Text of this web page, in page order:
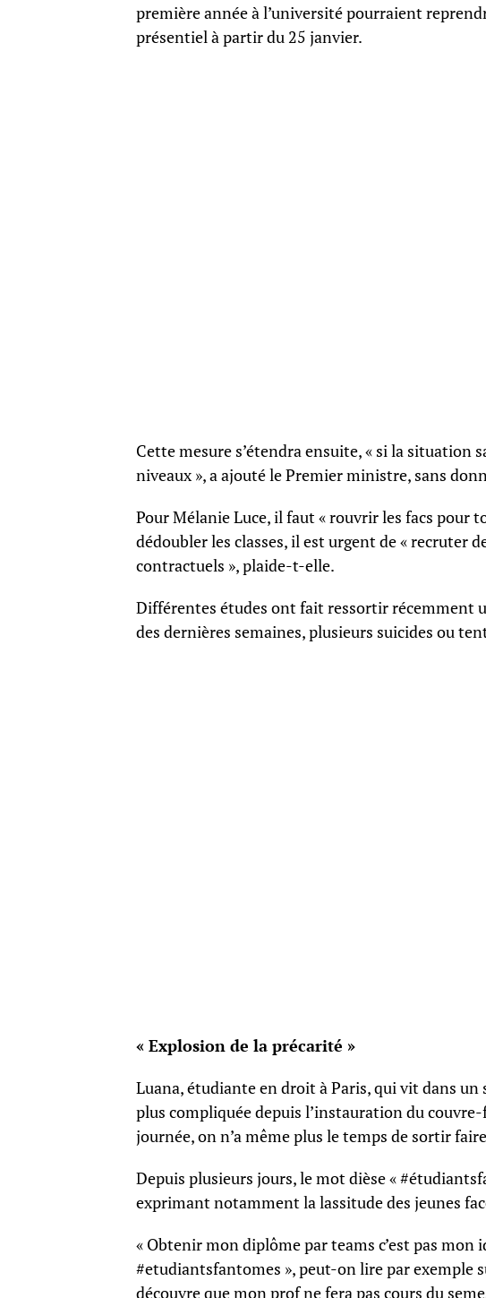
première année à l’université pourraient
présentiel à partir du 25 janvier.
Cette mesure s’étendra ensuite, « si la situation
niveaux », a ajouté le Premier ministre, sans
Pour Mélanie Luce, il faut « rouvrir les facs pour
dédoubler les classes, il est urgent de « recruter
contractuels », plaide-t-elle.
Différentes études ont fait ressortir récemment
des dernières semaines, plusieurs suicides ou
« Explosion de la précarité »
Luana, étudiante en droit à Paris, qui vit dans
plus compliquée depuis l’instauration du
journée, on n’a même plus le temps de sortir
Depuis plusieurs jours, le mot dièse «
exprimant notamment la lassitude des jeunes
« Obtenir mon diplôme par teams c’est pas
#etudiantsfantomes », peut-on lire par exemple
découvre que mon prof ne fera pas cours du